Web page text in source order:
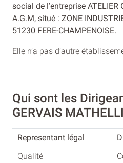
social de l’entreprise ATELIER
A.G.M, situé : ZONE
51230 FERE-CHAMPENOISE.
Elle n’a pas d’autre
Qui sont les
GERVAIS